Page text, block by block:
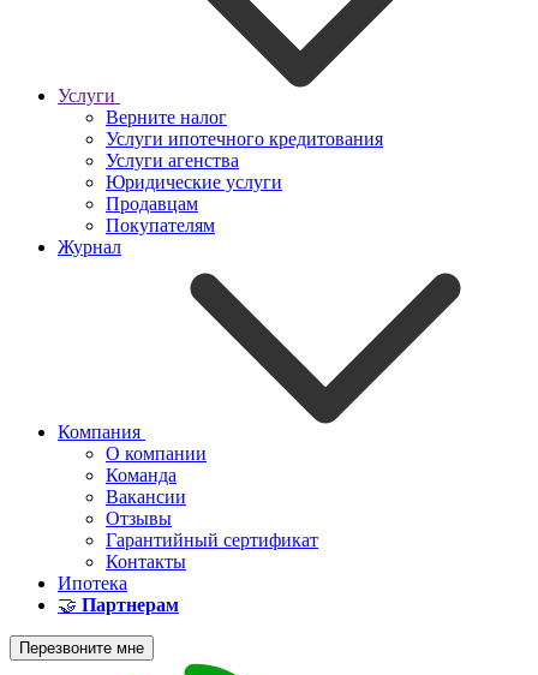
Услуги
Верните налог
Услуги ипотечного кредитования
Услуги агенства
Юридические услуги
Продавцам
Покупателям
Журнал
Компания
О компании
Команда
Вакансии
Отзывы
Гарантийный сертификат
Контакты
Ипотека
🤝 Партнерам
Перезвоните мне